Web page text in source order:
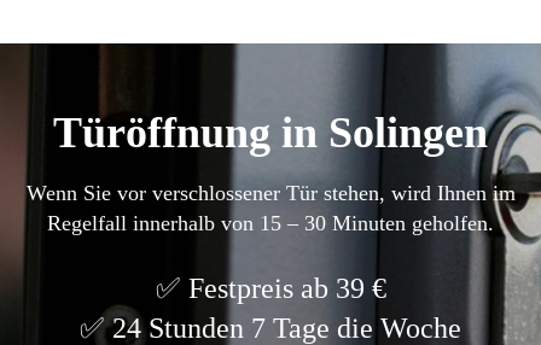
Türöffnung in Solingen
Wenn Sie vor verschlossener Tür stehen, wird Ihnen im
Regelfall innerhalb von 15 – 30 Minuten geholfen.
Festpreis ab 39 €
24 Stunden 7 Tage die Woche